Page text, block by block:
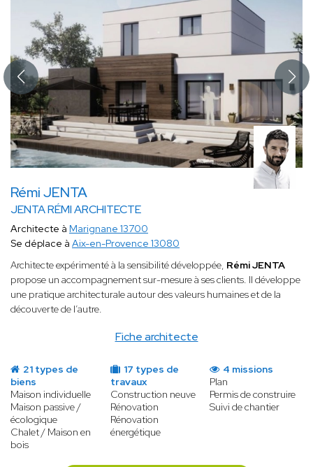
Rémi JENTA
JENTA RÉMI ARCHITECTE
Fiche architecte
Architecte à Marignane 13700
Se déplace à Aix-en-Provence 13080
Architecte expérimenté à la sensibilité développée, Rémi JENTA
propose un accompagnement sur-mesure à ses clients. Il développe
une pratique architecturale autour des valeurs humaines et de la
découverte de l’autre.
21 types de
biens
Maison individuelle
Maison passive /
écologique
Chalet / Maison en
bois
17 types de
travaux
Construction neuve
Rénovation
Rénovation
énergétique
4 missions
Plan
Permis de construire
Suivi de chantier